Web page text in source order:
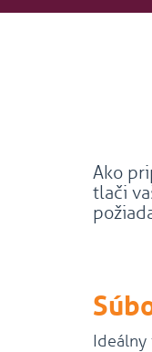
Ako
tlači
Ideálny